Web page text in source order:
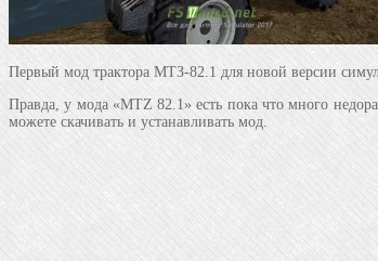
Первый мод трактора МТЗ-82.1 для новой версии
Правда, у мода «MTZ 82.1» есть пока что много
можете скачивать и устанавливать мод.